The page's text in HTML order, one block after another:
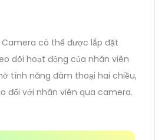
Camera có thể được lắp đặt
dõi hoạt động của nhân viên
tính năng đàm thoại hai chiều,
đổi với nhân viên qua camera.